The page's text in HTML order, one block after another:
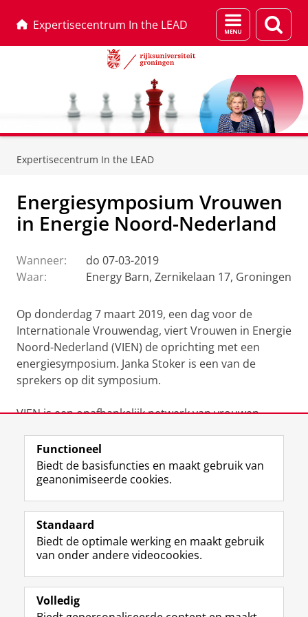
Expertisecentrum In the LEAD
Menu
en
Expertisecentrum In the LEAD
Energiesymposium Vrouwen
in Energie Noord-Nederland
Wanneer:
do 07-03-2019
Waar:
Energy Barn, Zernikelaan 17, Groningen
Op donderdag 7 maart 2019, een dag voor de
Internationale Vrouwendag, viert Vrouwen in Energie
Noord-Nederland (VIEN) de oprichting met een
energiesymposium. Janka Stoker is een van de
sprekers op dit symposium.
VIEN is een onafhankelijk netwerk van vrouwen
Onder “energiesector” wordt verstaan alle bedrijven
en instellingen die op enige wijze bezig zijn met
(duurzame) energie, zoals elektriciteit, olie, gas of
Deel dit Facebook LinkedIn
Functioneel
Biedt de basisfuncties en maakt gebruik van
geanonimiseerde cookies.
Standaard
Biedt de optimale werking en maakt gebruik
van onder andere videocookies.
Volledig